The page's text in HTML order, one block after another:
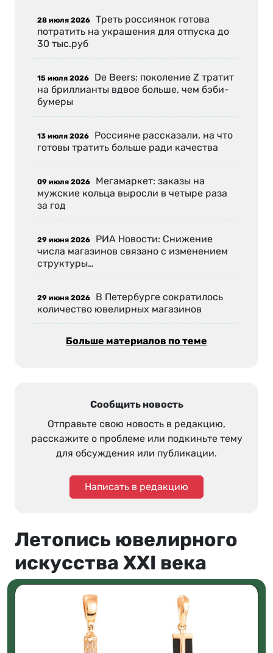
28 июля 2026 Треть россиянок готова
потратить на украшения для отпуска до
30 тыс.руб
15 июля 2026 De Beers: поколение Z тратит
на бриллианты вдвое больше, чем бэби-
бумеры
13 июля 2026 Россияне рассказали, на что
готовы тратить больше ради качества
09 июля 2026 Мегамаркет: заказы на
мужские кольца выросли в четыре раза
за год
29 июня 2026 РИА Новости: Снижение
числа магазинов связано с изменением
структуры…
29 июня 2026 В Петербурге сократилось
количество ювелирных магазинов
Больше материалов по теме
Сообщить новость
Отправьте свою новость в редакцию,
расскажите о проблеме или подкиньте тему
для обсуждения или публикации.
Написать в редакцию
Летопись ювелирного
искусства XXI века